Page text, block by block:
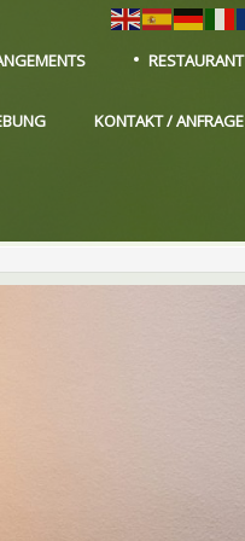
RESTAURANT
KONTAKT / ANFRAGE